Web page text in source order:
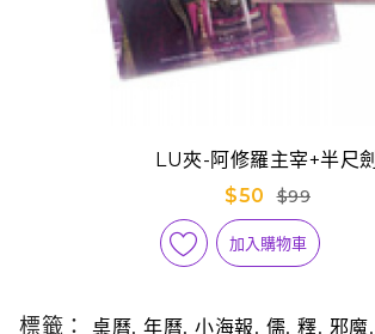
LU夾-阿修羅主宰+半尺劍
$50
$99
加入購物車
標籤： 桌曆, 年曆, 小海報, 儒, 釋, 邪魔,